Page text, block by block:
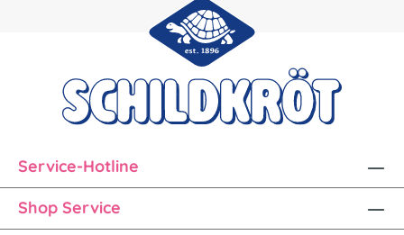
Service-Hotline
Shop Service